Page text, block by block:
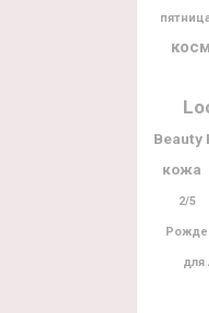
Beauty
кожа
2/5
для